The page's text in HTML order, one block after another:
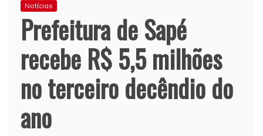
Notícias
Prefeitura de Sapé
recebe R$ 5,5 milhões
no terceiro decêndio do
ano